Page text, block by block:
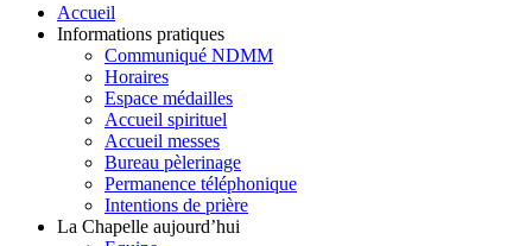
Accueil
Informations pratiques
Communiqué NDMM
Horaires
Espace médailles
Accueil spirituel
Accueil messes
Bureau pèlerinage
Permanence téléphonique
Intentions de prière
La Chapelle aujourd’hui